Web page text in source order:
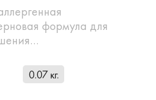
формула для
0.07 кг.